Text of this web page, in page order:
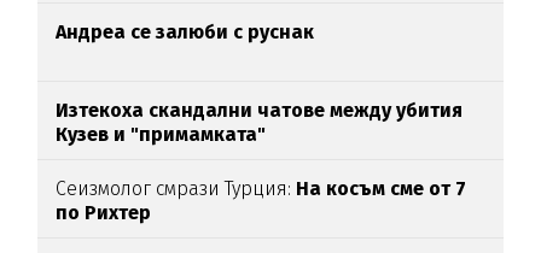
Андреа се залюби с руснак
Изтекоха скандални чатове между убития
Кузев и "примамката"
Сеизмолог смрази Турция: На косъм сме от 7
по Рихтер